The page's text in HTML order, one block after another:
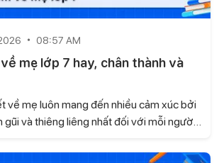
08:57 AM
mẹ lớp 7 hay, chân thành và
về mẹ luôn mang đến nhiều cảm xúc bởi
gũi và thiêng liêng nhất đối với mỗi người.
cảm động do Học là Giỏi tổng hợp để em